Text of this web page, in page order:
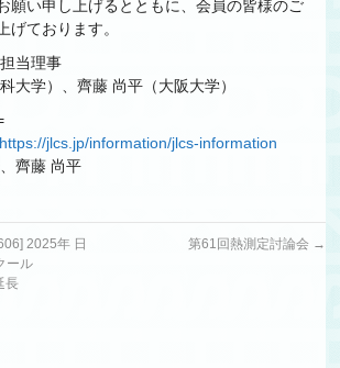
願い申し上げるとともに、会員の皆様のご
げております。
当理事
大学）、齊藤 尚平（大阪大学）
https://jlcs.jp/information/jlcs-information
齊藤 尚平
2025年 日
ール
長
第61回熱測定討論会 →